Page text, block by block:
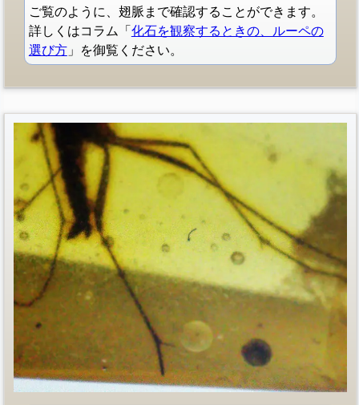
ご覧のように、翅脈まで確認することができます。
詳しくはコラム「 化石を観察するときの、ルーペの
選び方」を御覧ください。